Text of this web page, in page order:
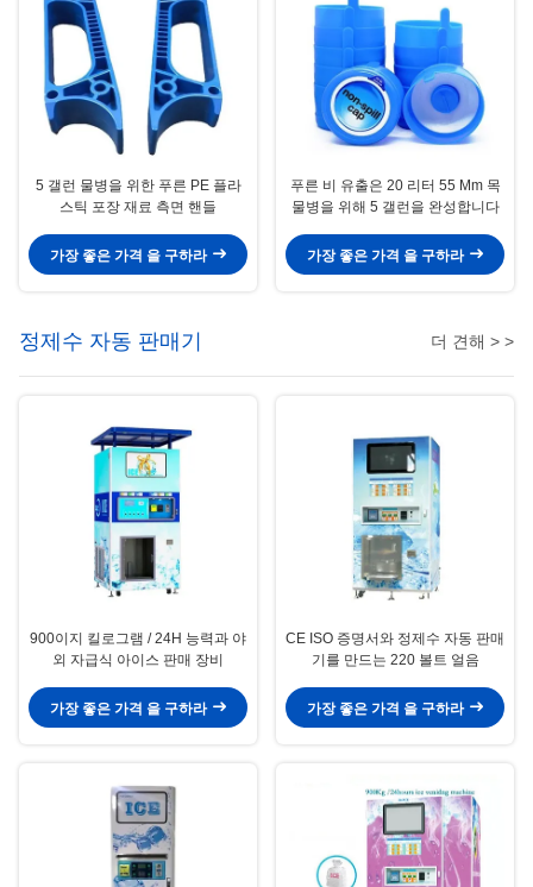
5 갤런 물병을 위한 푸른 PE 플라
스틱 포장 재료 측면 핸들
가장 좋은 가격 을 구하라
푸른 비 유출은 20 리터 55 Mm 목
물병을 위해 5 갤런을 완성합니다
가장 좋은 가격 을 구하라
정제수 자동 판매기 더 견해 > >
900이지 킬로그램 / 24H 능력과 야
외 자급식 아이스 판매 장비
가장 좋은 가격 을 구하라
CE ISO 증명서와 정제수 자동 판매
기를 만드는 220 볼트 얼음
가장 좋은 가격 을 구하라